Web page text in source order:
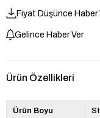
Fiyat Düşünce Haber
Gelince Haber Ver
Ürün Özellikleri
Ürün Boyu